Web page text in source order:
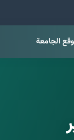
الجامعة